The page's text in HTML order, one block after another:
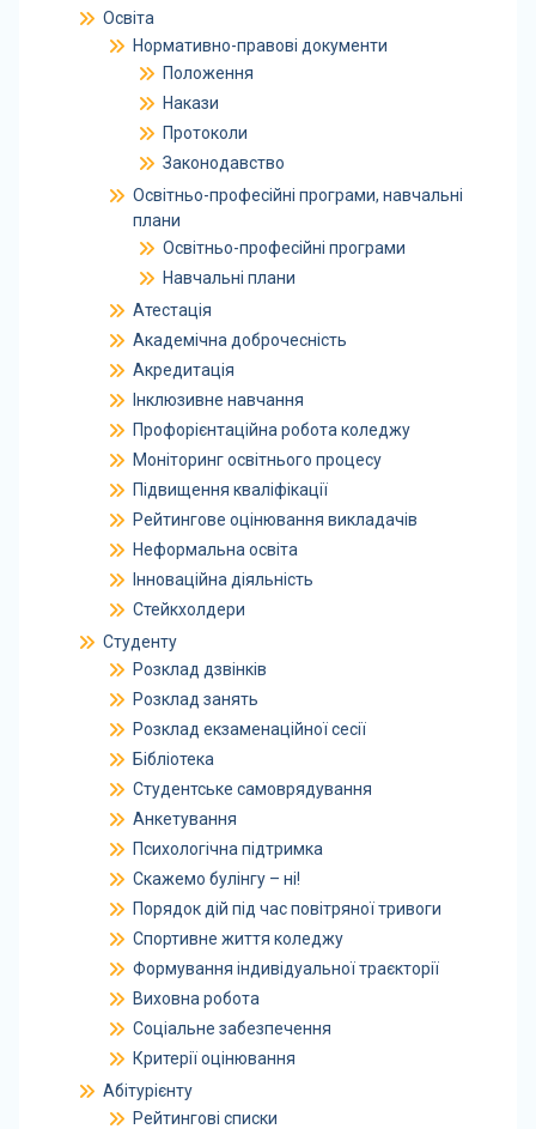
Освіта
Нормативно-правові документи
Положення
Накази
Протоколи
Законодавство
Освітньо-професійні програми, навчальні
плани
Освітньо-професійні програми
Навчальні плани
Атестація
Академічна доброчесність
Акредитація
Інклюзивне навчання
Профорієнтаційна робота коледжу
Моніторинг освітнього процесу
Підвищення кваліфікації
Рейтингове оцінювання викладачів
Неформальна освіта
Інноваційна діяльність
Стейкхолдери
Студенту
Розклад дзвінків
Розклад занять
Розклад екзаменаційної сесії
Бібліотека
Студентське самоврядування
Анкетування
Психологічна підтримка
Скажемо булінгу – ні!
Порядок дій під час повітряної тривоги
Спортивне життя коледжу
Формування індивідуальної траєкторії
Виховна робота
Соціальне забезпечення
Критерії оцінювання
Абітурієнту
Рейтингові списки